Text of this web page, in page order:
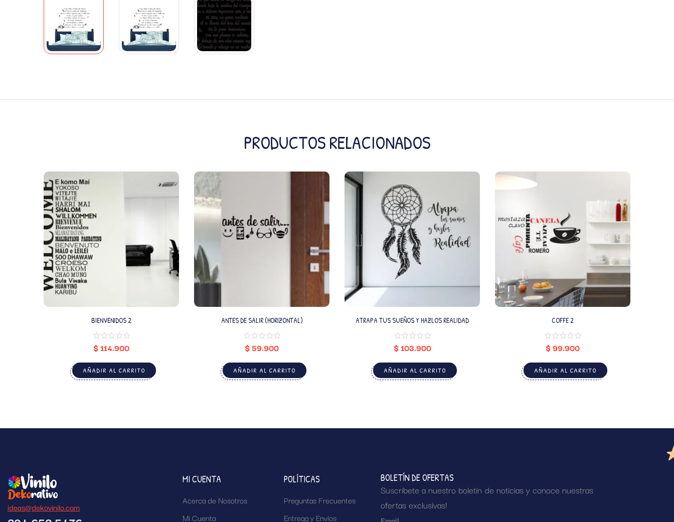
PRODUCTOS RELACIONADOS
BIENVENIDOS 2
$114.900
AÑADIR AL CARRITO
ANTES DE SALIR (HORIZONTAL)
$59.900
AÑADIR AL CARRITO
ATRAPA TUS SUEÑOS Y HAZLOS REALIDAD
$103.900
AÑADIR AL CARRITO
COFFE 2
$99.900
AÑADIR AL CARRITO
ideas@dekovinilo.com
MI CUENTA
Acerca de Nosotros
Mi Cuenta
POLÍTICAS
Preguntas Frecuentes
Entrega y Envíos
BOLETÍN DE OFERTAS
Suscríbete a nuestro boletín de noticias y conoce nuestras
ofertas exclusivas!